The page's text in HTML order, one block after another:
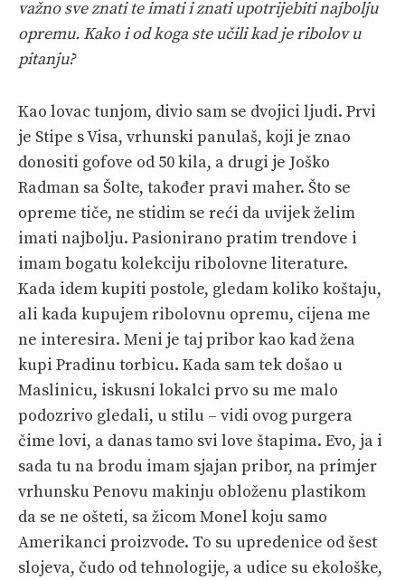
važno sve znati te imati i znati upotrijebiti najbolju
opremu. Kako i od koga ste učili kad je ribolov u
pitanju?
Kao lovac tunjom, divio sam se dvojici ljudi. Prvi
je Stipe s Visa, vrhunski panulaš, koji je znao
donositi gofove od 50 kila, a drugi je Joško
Radman sa Šolte, također pravi maher. Što se
opreme tiče, ne stidim se reći da uvijek želim
imati najbolju. Pasionirano pratim trendove i
imam bogatu kolekciju ribolovne literature.
Kada idem kupiti postole, gledam koliko koštaju,
ali kada kupujem ribolovnu opremu, cijena me
ne interesira. Meni je taj pribor kao kad žena
kupi Pradinu torbicu. Kada sam tek došao u
Maslinicu, iskusni lokalci prvo su me malo
podozrivo gledali, u stilu – vidi ovog purgera
čime lovi, a danas tamo svi love štapima. Evo, ja i
sada tu na brodu imam sjajan pribor, na primjer
vrhunsku Penovu makinju obloženu plastikom
da se ne ošteti, sa žicom Monel koju samo
Amerikanci proizvode. To su upredenice od šest
slojeva, čudo od tehnologije, a udice su ekološke,